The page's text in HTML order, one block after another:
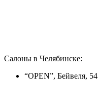
Салоны в Челябинске:
“OPEN”, Бейвеля, 54